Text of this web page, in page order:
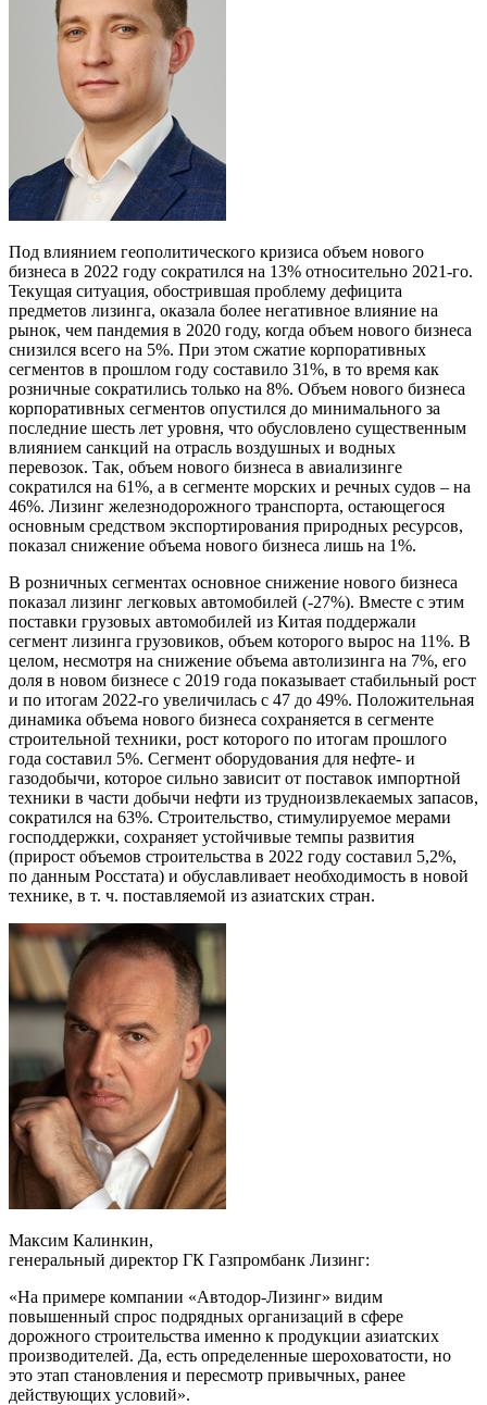
Под влиянием геополитического кризиса объем нового
бизнеса в 2022 году сократился на 13% относительно 2021-го.
Текущая ситуация, обострившая проблему дефицита
предметов лизинга, оказала более негативное влияние на
рынок, чем пандемия в 2020 году, когда объем нового бизнеса
снизился всего на 5%. При этом сжатие корпоративных
сегментов в прошлом году составило 31%, в то время как
розничные сократились только на 8%. Объем нового бизнеса
корпоративных сегментов опустился до минимального за
последние шесть лет уровня, что обусловлено существенным
влиянием санкций на отрасль воздушных и водных
перевозок. Так, объем нового бизнеса в авиализинге
сократился на 61%, а в сегменте морских и речных судов – на
46%. Лизинг железнодорожного транспорта, остающегося
основным средством экспортирования природных ресурсов,
показал снижение объема нового бизнеса лишь на 1%.
В розничных сегментах основное снижение нового бизнеса
показал лизинг легковых автомобилей (-27%). Вместе с этим
поставки грузовых автомобилей из Китая поддержали
сегмент лизинга грузовиков, объем которого вырос на 11%. В
целом, несмотря на снижение объема автолизинга на 7%, его
доля в новом бизнесе с 2019 года показывает стабильный рост
и по итогам 2022-го увеличилась с 47 до 49%. Положительная
динамика объема нового бизнеса сохраняется в сегменте
строительной техники, рост которого по итогам прошлого
года составил 5%. Сегмент оборудования для нефте- и
газодобычи, которое сильно зависит от поставок импортной
техники в части добычи нефти из трудноизвлекаемых запасов,
сократился на 63%. Строительство, стимулируемое мерами
господдержки, сохраняет устойчивые темпы развития
(прирост объемов строительства в 2022 году составил 5,2%,
по данным Росстата) и обуславливает необходимость в новой
технике, в т. ч. поставляемой из азиатских стран.
Максим Калинкин,
генеральный директор ГК Газпромбанк Лизинг:
«На примере компании «Автодор-Лизинг» видим
повышенный спрос подрядных организаций в сфере
дорожного строительства именно к продукции азиатских
производителей. Да, есть определенные шероховатости, но
это этап становления и пересмотр привычных, ранее
действующих условий».